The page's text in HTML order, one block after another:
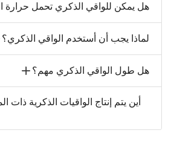
هل يمكن للواقي الذكري تحمل حرارة
لماذا يجب أن أستخدم الواقي الذكري؟
هل طول الواقي الذكري مهم؟